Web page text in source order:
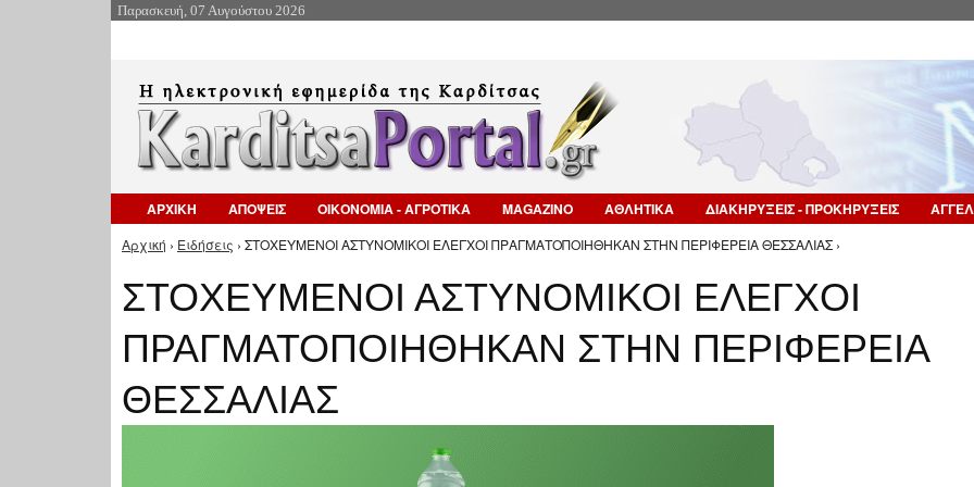
Παρασκευή, 07 Αυγούστου 2026
ΑΡΧΙΚΗ ΑΠΟΨΕΙΣ ΟΙΚΟΝΟΜΙΑ - ΑΓΡΟΤΙΚΑ MAGAZINO ΑΘΛΗΤΙΚΑ ΔΙΑΚΗΡΥΞΕΙΣ - ΠΡΟΚΗΡΥΞΕΙΣ
Είστε εδώ
Αρχική › Ειδήσεις › ΣΤΟΧΕΥΜΕΝΟΙ ΑΣΤΥΝΟΜΙΚΟΙ ΕΛΕΓΧΟΙ ΠΡΑΓΜΑΤΟΠΟΙΗΘΗΚΑΝ ΣΤΗΝ ΠΕΡΙΦΕΡΕΙΑ ΘΕΣΣΑΛΙΑΣ ›
ΣΤΟΧΕΥΜΕΝΟΙ ΑΣΤΥΝΟΜΙΚΟΙ ΕΛΕΓΧΟΙ
ΠΡΑΓΜΑΤΟΠΟΙΗΘΗΚΑΝ ΣΤΗΝ ΠΕΡΙΦΕΡΕΙΑ
ΘΕΣΣΑΛΙΑΣ